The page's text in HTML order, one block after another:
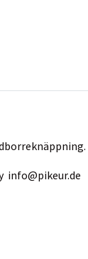
info@pikeur.de